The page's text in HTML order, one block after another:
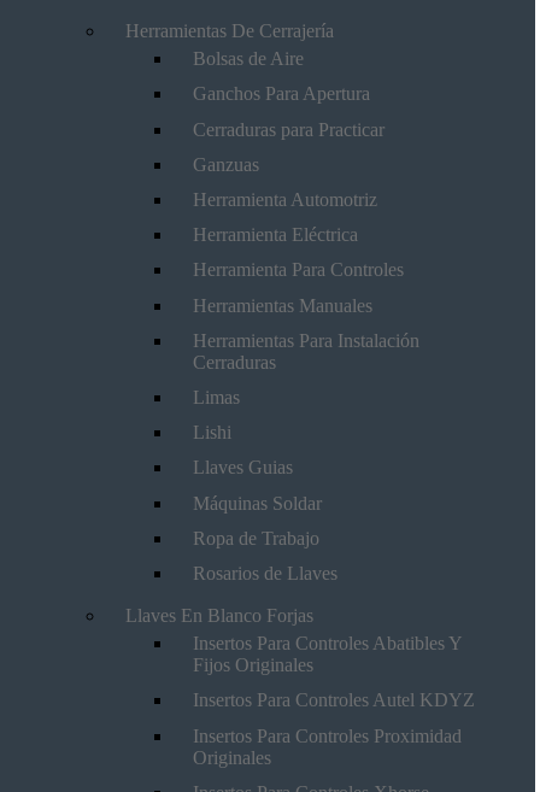
Herramientas De Cerrajería
Bolsas de Aire
Ganchos Para Apertura
Cerraduras para Practicar
Ganzuas
Herramienta Automotriz
Herramienta Eléctrica
Herramienta Para Controles
Herramientas Manuales
Herramientas Para Instalación
Cerraduras
Limas
Lishi
Llaves Guias
Máquinas Soldar
Ropa de Trabajo
Rosarios de Llaves
Llaves En Blanco Forjas
Insertos Para Controles Abatibles Y
Fijos Originales
Insertos Para Controles Autel KDYZ
Insertos Para Controles Proximidad
Originales